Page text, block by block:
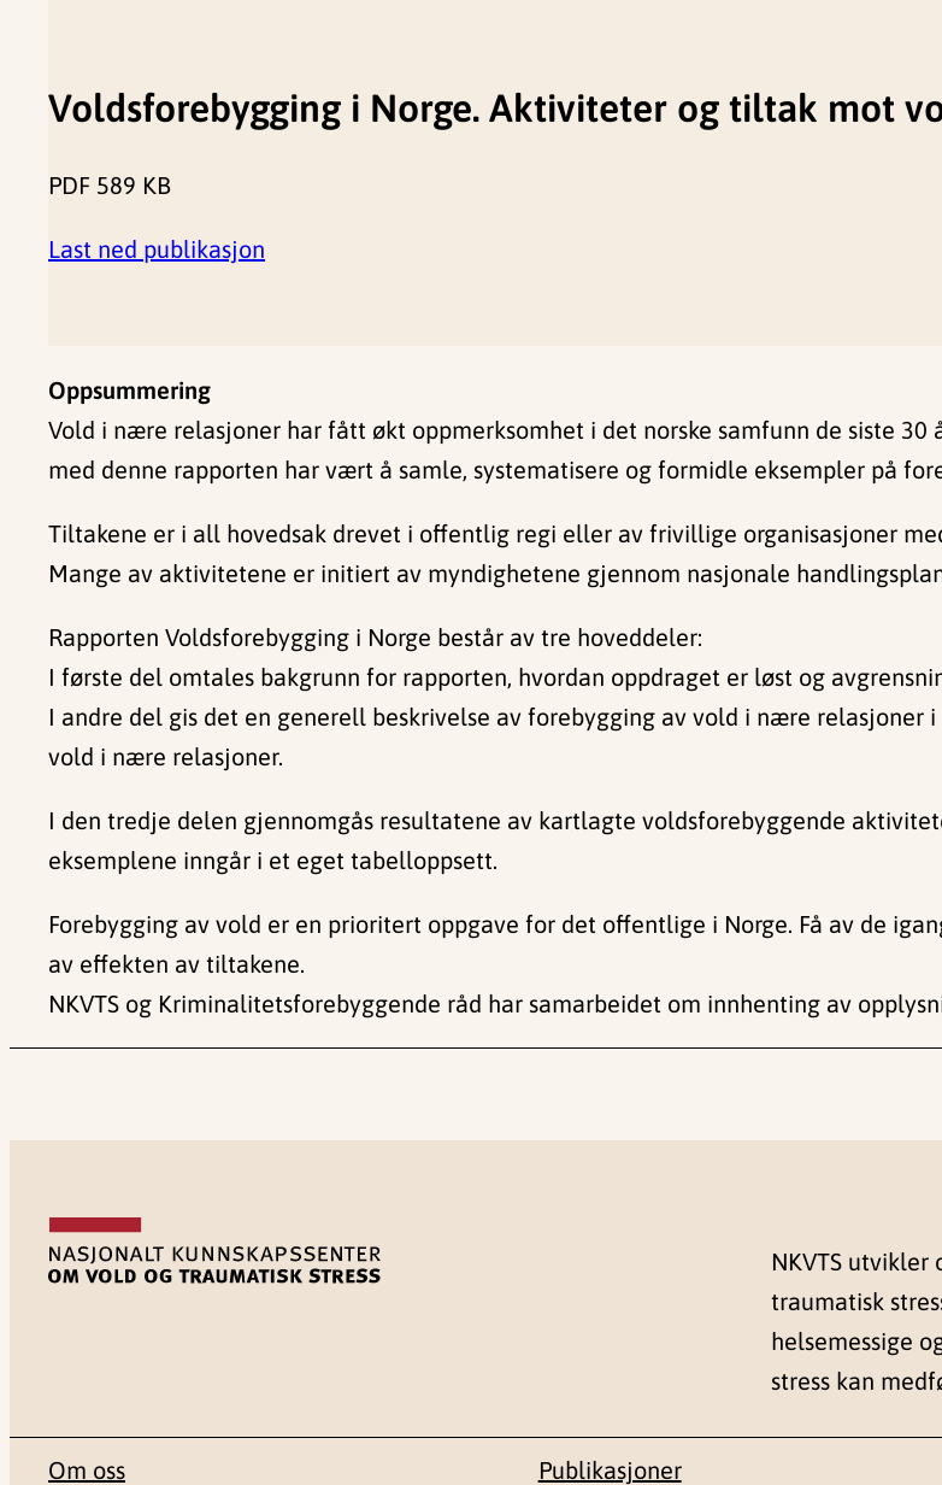
Voldsforebygging i Norge. Aktiviteter og tiltak mot
PDF 589 KB
Last ned publikasjon
Oppsummering
Vold i nære relasjoner har fått økt oppmerksomhet i det norske samfunn de siste
med denne rapporten har vært å samle, systematisere og formidle eksempler på
Tiltakene er i all hovedsak drevet i offentlig regi eller av frivillige organisasjoner
Mange av aktivitetene er initiert av myndighetene gjennom nasjonale
Rapporten Voldsforebygging i Norge består av tre hoveddeler:
I første del omtales bakgrunn for rapporten, hvordan oppdraget er løst og
I andre del gis det en generell beskrivelse av forebygging av vold i nære relasjoner
vold i nære relasjoner.
I den tredje delen gjennomgås resultatene av kartlagte voldsforebyggende
eksemplene inngår i et eget tabelloppsett.
Forebygging av vold er en prioritert oppgave for det offentlige i Norge. Få av de
av effekten av tiltakene.
NKVTS og Kriminalitetsforebyggende råd har samarbeidet om innhenting av
NKVTS utvikler
traumatisk
helsemessige
stress kan
Om oss Publikasjoner